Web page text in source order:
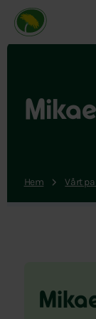
Miljöpartiet de
Hem Vårt